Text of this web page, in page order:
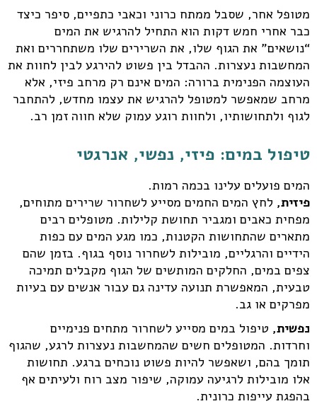
מטופל אחר, שסבל ממתח כרוני וכאבי כתפיים, סיפר כיצד
כבר אחרי חמש דקות הוא התחיל להרגיש את המים
“נושאים” את הגוף שלו, את השרירים שלו משתחררים ואת
המחשבות נעצרות. ההבדל בין פשוט להירגע לבין לחוות את
העוצמה הפנימית ברורה: המים אינם רק מרחב פיזי, אלא
מרחב שמאפשר למטופל להרגיש את עצמו מחדש, להתחבר
לגוף ולתחושותיו, ולחוות רוגע עמוק שלא חווה זמן רב.
טיפול במים: פיזי, נפשי, אנרגטי
המים פועלים עלינו בכמה רמות.
פיזית, לחץ המים החמים מסייע לשחרור שרירים מתוחים,
מפחית כאבים ומגביר תחושת קלילות. מטופלים רבים
מתארים שהתחושות הקטנות, כמו מגע המים עם כפות
הידיים והרגליים, מובילות לשחרור נוסף בגוף. בזמן שהם
צפים במים, החלקים המותשים של הגוף מקבלים תמיכה
טבעית, המאפשרת תנועה עדינה גם עבור אנשים עם בעיות
מפרקים או גב.
נפשית, טיפול במים מסייע לשחרור מתחים פנימיים
וחרדות. המטופלים חשים שהמחשבות נעצרות לרגע, שהגוף
תומך בהם, ושאפשר להיות פשוט נוכחים ברגע. תחושות
אלו מובילות לרגיעה עמוקה, שיפור מצב רוח ולעיתים אף
בהפגת עייפות כרונית.